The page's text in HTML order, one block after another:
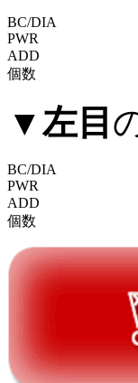
BC/DIA
PWR
ADD
個数
▼左目
BC/DIA
PWR
ADD
個数